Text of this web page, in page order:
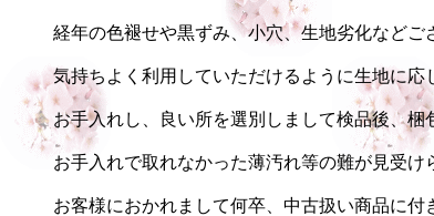
経年の色褪せや黒ずみ、小穴、生地劣化などご
気持ちよく利用していただけるように生地に応
お手入れし、良い所を選別しまして検品後、梱
お手入れで取れなかった薄汚れ等の難が見受け
お客様におかれまして何卒、中古扱い商品に付